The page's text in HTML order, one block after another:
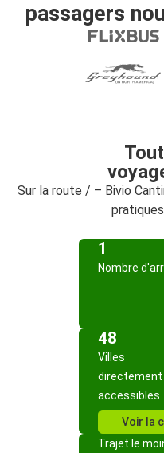
passagers
Sur la route / – Bivio
1
Nombre
48
Villes
directement
accessibles
Voir la
Trajet le